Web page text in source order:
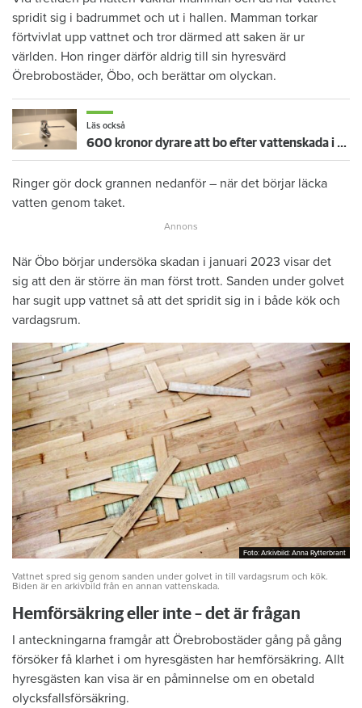
spridit sig i badrummet och ut i hallen. Mamman torkar
förtvivlat upp vattnet och tror därmed att saken är ur
världen. Hon ringer därför aldrig till sin hyresvärd
Örebrobostäder, Öbo, och berättar om olyckan.
Läs också
600 kronor dyrare att bo efter vattenskada i Varberg
Ringer gör dock grannen nedanför – när det börjar läcka
vatten genom taket.
När Öbo börjar undersöka skadan i januari 2023 visar det
sig att den är större än man först trott. Sanden under golvet
har sugit upp vattnet så att det spridit sig in i både kök och
vardagsrum.
Foto: Arkivbild: Anna Rytterbrant
Foto: Arkivbild: Anna Rytterbrant
Vattnet spred sig genom sanden under golvet in till vardagsrum och kök.
Biden är en arkivbild från en annan vattenskada.
Hemförsäkring eller inte – det är frågan
I anteckningarna framgår att Örebrobostäder gång på gång
försöker få klarhet i om hyresgästen har hemförsäkring. Allt
hyresgästen kan visa är en påminnelse om en obetald
olycksfallsförsäkring.